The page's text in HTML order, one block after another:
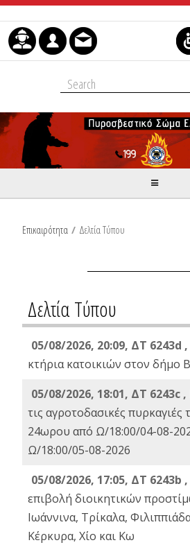
Skip to Content
Επικαιρότητα / Δελτία Τύπου
Δελτία Τύπου
05/08/2026, 20:09, ΔΤ 6243d ,
κτήρια κατοικιών στον δήμο
05/08/2026, 18:01, ΔΤ 6243c ,
τις αγροτοδασικές πυρκαγιές
24ωρου από Ω/18:00/04-08-
Ω/18:00/05-08-2026
05/08/2026, 17:05, ΔΤ 6243b ,
επιβολή διοικητικών
Ιωάννινα, Τρίκαλα,
Κέρκυρα, Χίο και Κω